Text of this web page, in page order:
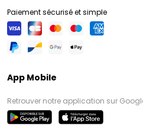
Paiement sécurisé et simple
App Mobile
Retrouver notre application sur